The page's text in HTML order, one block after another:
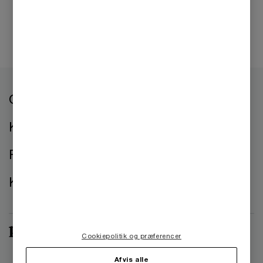
Om os
Kontorer
Presse
Kontakt os
Afvis alle
Cookiepolitik og præferencer